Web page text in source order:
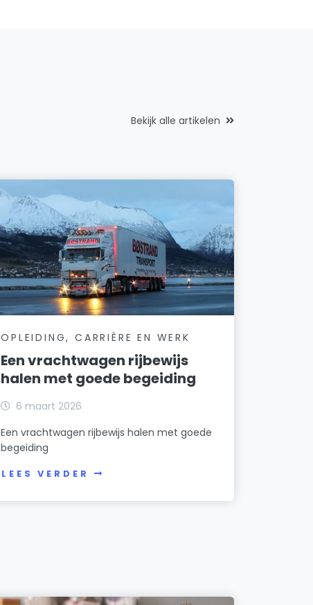
Bekijk alle artikelen
OPLEIDING, CARRIÈRE EN WERK
Een vrachtwagen rijbewijs
halen met goede begeiding
6 maart 2026
Een vrachtwagen rijbewijs halen met goede
begeiding
LEES VERDER